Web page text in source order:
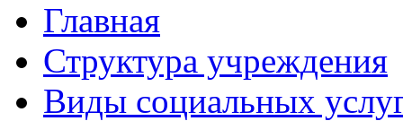
Главная
Структура учреждения
Виды социальных